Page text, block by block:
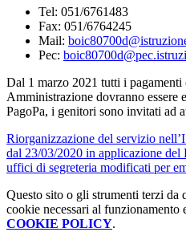
Tel: 051/6761483
Fax: 051/6764245
Mail:
Pec:
Dal 1 marzo 2021 tutti i
Amministrazione dovranno essere
PagoPa, i genitori sono invitati ad
Riorganizzazione del servizio
dal 23/03/2020 in applicazione
uffici di segreteria modificati per
Questo sito o gli strumenti terzi da
cookie necessari al
COOKIE POLICY.